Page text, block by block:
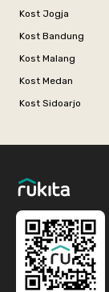
Kost Jogja
Kost Bandung
Kost Malang
Kost Medan
Kost Sidoarjo